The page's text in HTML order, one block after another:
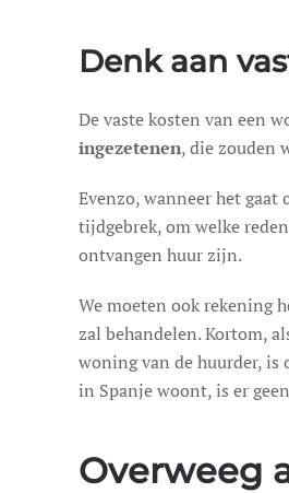
Denk aan
De vaste kosten van een
ingezetenen, die zouden
Evenzo, wanneer het
tijdgebrek, om welke
ontvangen huur zijn.
We moeten ook rekening
zal behandelen. Kortom,
woning van de huurder, is
in Spanje woont, is er
Overweeg